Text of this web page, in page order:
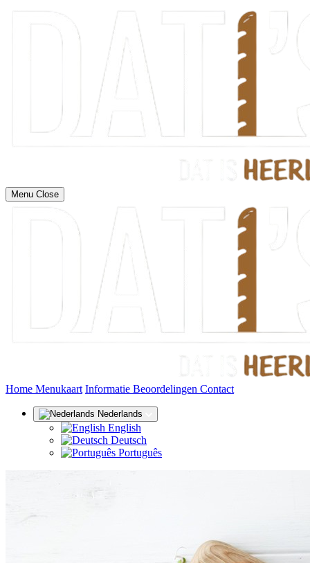
Menu Close
Home (huidige)
Menukaart Informatie Beoordelingen Contact
Nederlands
English
Deutsch
Português